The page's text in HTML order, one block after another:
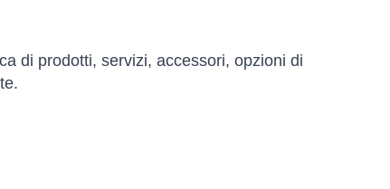
di prodotti, servizi, accessori, opzioni di